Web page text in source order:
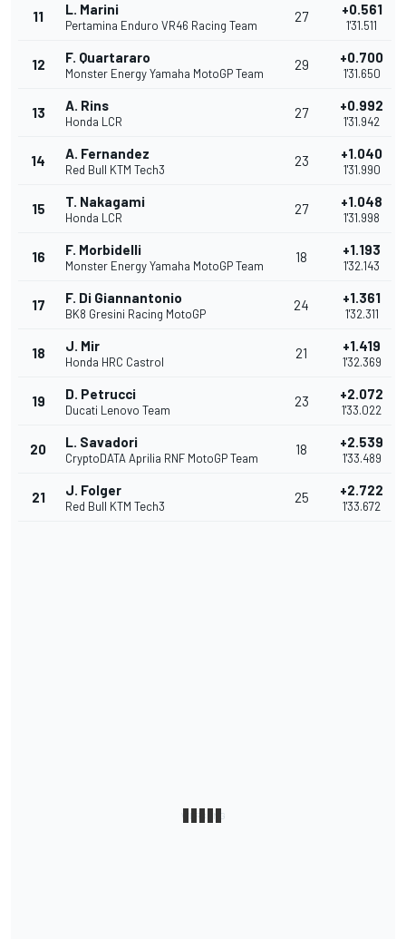
11 L. Marini
Pertamina Enduro VR46 Racing Team
27 +0.561
1'31.511
12 F. Quartararo
Monster Energy Yamaha MotoGP Team
29 +0.700
1'31.650
13 A. Rins
Honda LCR
27 +0.992
1'31.942
14 A. Fernandez
Red Bull KTM Tech3
23 +1.040
1'31.990
15 T. Nakagami
Honda LCR
27 +1.048
1'31.998
16 F. Morbidelli
Monster Energy Yamaha MotoGP Team
18 +1.193
1'32.143
17 F. Di Giannantonio
BK8 Gresini Racing MotoGP
24 +1.361
1'32.311
18 J. Mir
Honda HRC Castrol
21 +1.419
1'32.369
19 D. Petrucci
Ducati Lenovo Team
23 +2.072
1'33.022
20 L. Savadori
CryptoDATA Aprilia RNF MotoGP Team
18 +2.539
1'33.489
21 J. Folger
Red Bull KTM Tech3
25 +2.722
1'33.672